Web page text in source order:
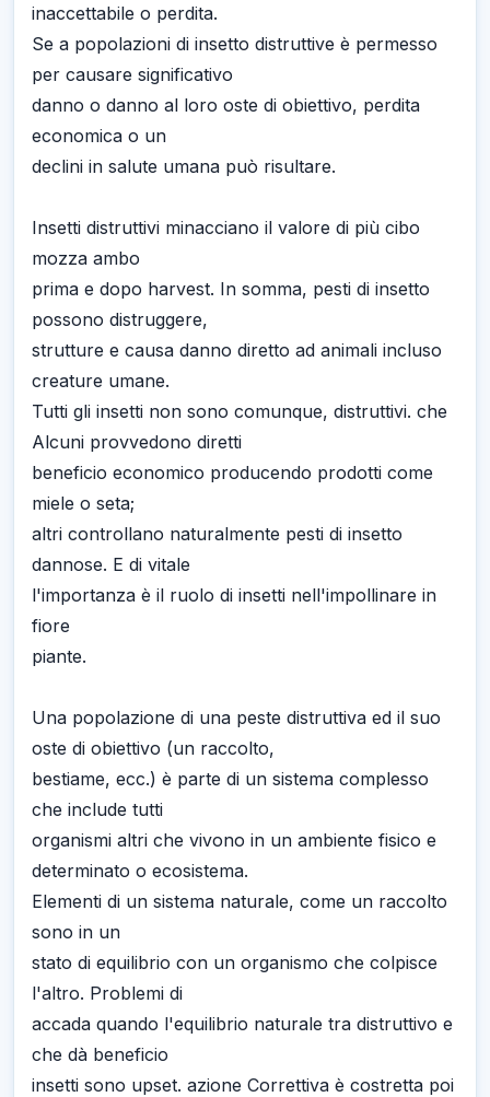
inaccettabile o perdita.
Se a popolazioni di insetto distruttive è permesso
per causare significativo
danno o danno al loro oste di obiettivo, perdita
economica o un
declini in salute umana può risultare.
Insetti distruttivi minacciano il valore di più cibo
mozza ambo
prima e dopo harvest. In somma, pesti di insetto
possono distruggere,
strutture e causa danno diretto ad animali incluso
creature umane.
Tutti gli insetti non sono comunque, distruttivi. che
Alcuni provvedono diretti
beneficio economico producendo prodotti come
miele o seta;
altri controllano naturalmente pesti di insetto
dannose. E di vitale
l'importanza è il ruolo di insetti nell'impollinare in
fiore
piante.
Una popolazione di una peste distruttiva ed il suo
oste di obiettivo (un raccolto,
bestiame, ecc.) è parte di un sistema complesso
che include tutti
organismi altri che vivono in un ambiente fisico e
determinato o ecosistema.
Elementi di un sistema naturale, come un raccolto
sono in un
stato di equilibrio con un organismo che colpisce
l'altro. Problemi di
accada quando l'equilibrio naturale tra distruttivo e
che dà beneficio
insetti sono upset. azione Correttiva è costretta poi